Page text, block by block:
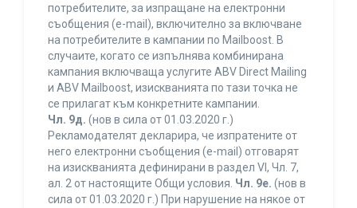
потребителите, за изпращане на електронни
съобщения (e-mail), включително за включване
на потребителите в кампании по Mailboost. В
случаите, когато се изпълнява комбинирана
кампания включваща услугите ABV Direct Mailing
и ABV Mailboost, изискванията по тази точка не
се прилагат към конкретните кампании.
Чл. 9д. (нов в сила от 01.03.2020 г.)
Рекламодателят декларира, че изпратените от
него електронни съобщения (e-mail) отговарят
на изискванията дефинирани в раздел VI, Чл. 7,
ал. 2 от настоящите Общи условия. Чл. 9е. (нов в
сила от 01.03.2020 г.) При нарушение на някое от